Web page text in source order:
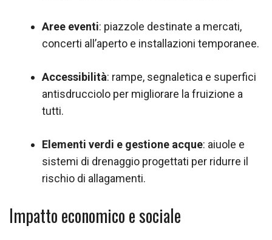
Aree eventi: piazzole destinate a mercati,
concerti all’aperto e installazioni temporanee.
Accessibilità: rampe, segnaletica e superfici
antisdrucciolo per migliorare la fruizione a
tutti.
Elementi verdi e gestione acque: aiuole e
sistemi di drenaggio progettati per ridurre il
rischio di allagamenti.
Impatto economico e sociale